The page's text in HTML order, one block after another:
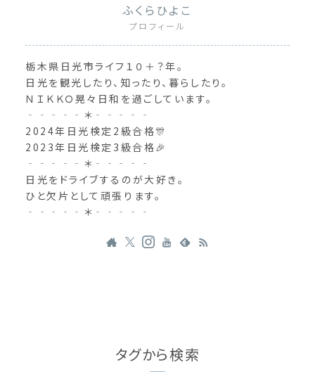
ふくらひよこ
プロフィール
栃木県日光市ライフ１０＋？年。
日光を観光したり、知ったり、暮らしたり。
ＮＩＫＫＯ晃々日和を過ごしています。
‐‐‐‐‐＊‐‐‐‐‐
2024年日光検定2級合格🎊
2023年日光検定3級合格🎉
‐‐‐‐‐＊‐‐‐‐‐
日光をドライブするのが大好き。
ひと欠片として頑張ります。
‐‐‐‐‐＊‐‐‐‐‐
タグから検索